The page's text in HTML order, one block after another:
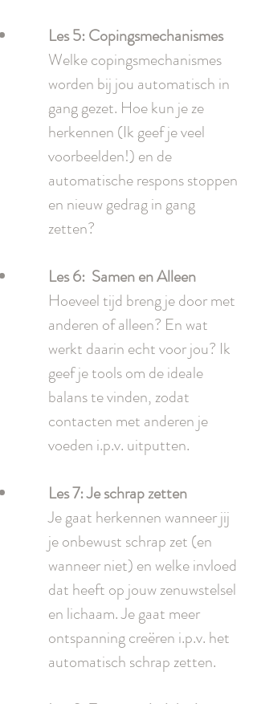
Les 5: Copingsmechanismes
Welke copingsmechanismes
worden bij jou automatisch in
gang gezet. Hoe kun je ze
herkennen (Ik geef je veel
voorbeelden!) en de
automatische respons stoppen
en nieuw gedrag in gang
zetten?
Les 6: Samen en Alleen
Hoeveel tijd breng je door met
anderen of alleen? En wat
werkt daarin echt voor jou? Ik
geef je tools om de ideale
balans te vinden, zodat
contacten met anderen je
voeden i.p.v. uitputten.
Les 7: Je schrap zetten
Je gaat herkennen wanneer jij
je onbewust schrap zet (en
wanneer niet) en welke invloed
dat heeft op jouw zenuwstelsel
en lichaam. Je gaat meer
ontspanning creëren i.p.v. het
automatisch schrap zetten.